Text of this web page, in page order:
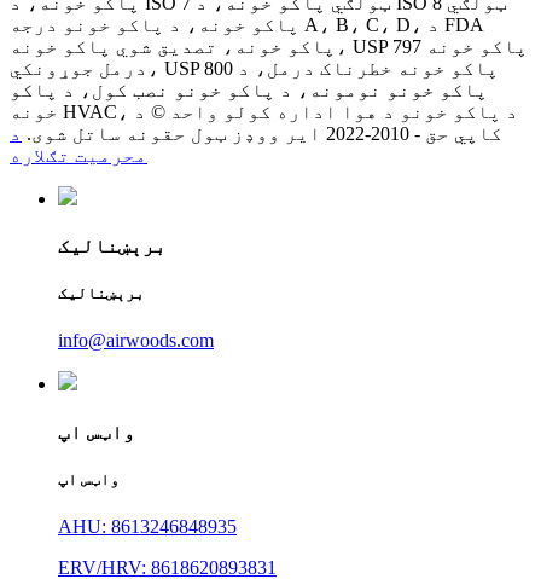
پاکو خونه، د پاکو خونو درجه A، B، C، D، د FDA
پاکو خونه، تصدیق شوي پاکو خونه، USP 797 پاکو خونه
درمل جوړونکي، USP 800 پاکو خونه خطرناک درمل، د
پاکو خونو نومونه، د پاکو خونو نصب کول، د پاکو
خونه HVAC، د پاکو خونو د هوا اداره کولو واحد © د
کاپي حق - 2010-2022 ایر ووډز ټول حقونه ساتل شوی.
د
محرمیت تګلاره
برېښنالیک
برېښنالیک
info@airwoods.com
واټس اپ
واټس اپ
AHU: 8613246848935
ERV/HRV: 8618620893831